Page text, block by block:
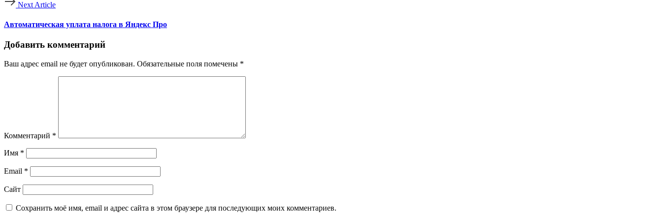
Next Article
Автоматическая уплата налога в Яндекс Про
Добавить комментарий
Ваш адрес email не будет опубликован. Обязательные поля помечены *
Комментарий *
Имя *
Email *
Сайт
Сохранить моё имя, email и адрес сайта в этом браузере для последующих моих комментариев.